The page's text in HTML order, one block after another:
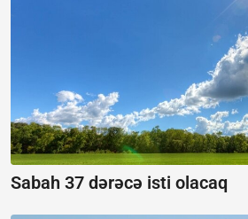
Sabah 37 dərəcə isti olacaq